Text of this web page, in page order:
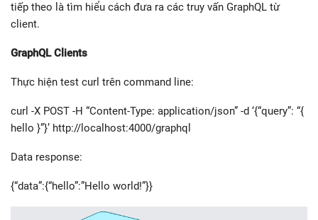
tiếp theo là tìm hiểu cách đưa ra các truy vấn GraphQL từ
client.
GraphQL Clients
Thực hiện test curl trên command line:
curl -X POST -H “Content-Type: application/json” -d ‘{“query”: “{
hello }”}’ http://localhost:4000/graphql
Data response:
{“data”:{“hello”:”Hello world!”}}